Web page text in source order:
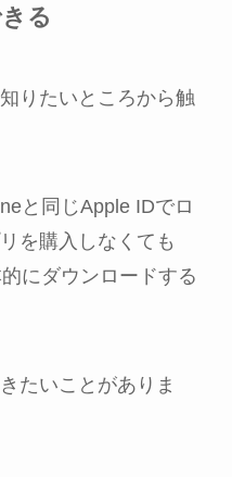
る
りたいところから触
と同じApple IDでロ
を購入しなくても
にダウンロードする
たいことがありま